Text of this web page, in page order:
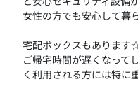
女性の方でも安心して暮
宅配ボックスもあります
ご帰宅時間が遅くなって
く利用される方には特に